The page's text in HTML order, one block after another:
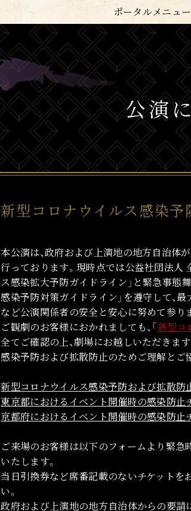
ポータルメニュー
公演
新型コロナウイルス感染
本公演は、政府および上演地の地方自治体
行っております。現時点では公益社団法人
ス感染拡大予防ガイドライン」と緊急事態
感染予防対策ガイドライン」を遵守して、
など公演関係者の安全と安心に努めて参り
ご観劇のお客様におかれましても、「新型コ
全てご確認の上、劇場にお越しいただきま
感染予防および拡散防止のためご理解とご
新型コロナウイルス感染予防および拡散防
東京都におけるイベント開催時の感染防止
京都府におけるイベント開催時の感染防止
ご来場のお客様は以下のフォームより緊
いたします。
当日引換券など席番記載のないチケットを
い。
政府および上演地の地方自治体からの要請